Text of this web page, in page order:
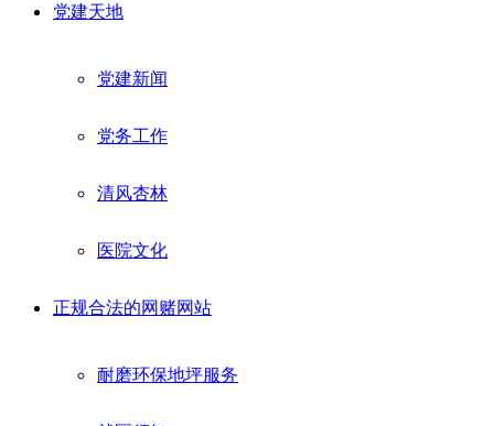
党建天地
党建新闻
党务工作
清风杏林
医院文化
正规合法的网赌网站
耐磨环保地坪服务